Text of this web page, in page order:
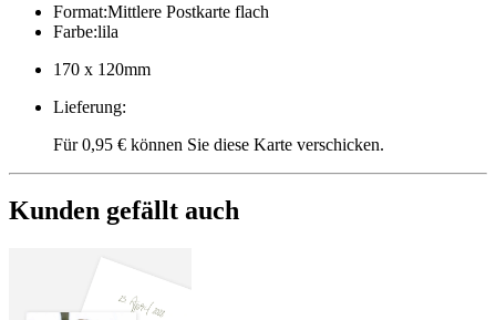
Format:Mittlere Postkarte flach
Farbe:lila
170 x 120mm
Lieferung:
Für 0,95 € können Sie diese Karte verschicken.
Kunden gefällt auch